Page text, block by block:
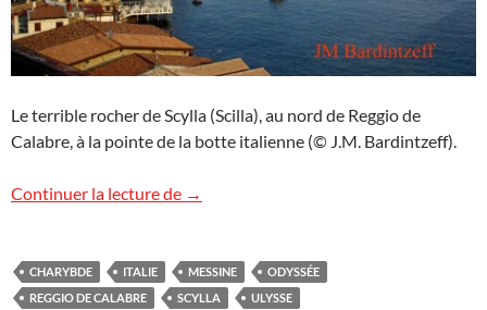
Le terrible rocher de Scylla (Scilla), au nord de Reggio de
Calabre, à la pointe de la botte italienne (© J.M. Bardintzeff).
Continuer la lecture de De Charybde en Scylla
→
CHARYBDE ITALIE MESSINE
ODYSSÉE
REGGIO DE CALABRE
SCYLLA ULYSSE